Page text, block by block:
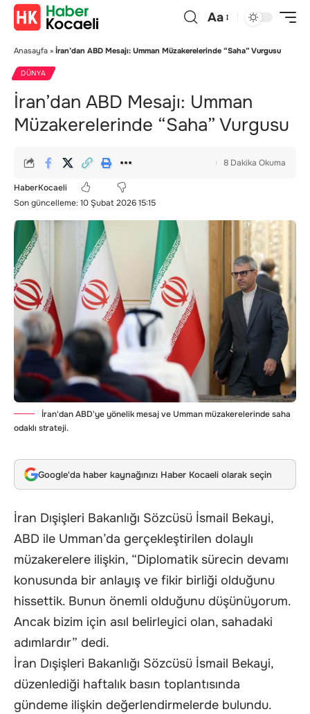
Aa
Anasayfa » İran’dan ABD Mesajı: Umman Müzakerelerinde “Saha” Vurgusu
DÜNYA
İran’dan ABD Mesajı: Umman
Müzakerelerinde “Saha” Vurgusu
Son güncelleme: 10 Şubat 2026 15:15
HaberKocaeli
8 Dakika Okuma
İran'dan ABD'ye yönelik mesaj ve Umman müzakerelerinde saha
odaklı strateji.
Google'da haber kaynağınızı Haber Kocaeli olarak seçin
İran Dışişleri Bakanlığı Sözcüsü İsmail Bekayi,
ABD ile Umman’da gerçekleştirilen dolaylı
müzakerelere ilişkin, “Diplomatik sürecin devamı
konusunda bir anlayış ve fikir birliği olduğunu
hissettik. Bunun önemli olduğunu düşünüyorum.
Ancak bizim için asıl belirleyici olan, sahadaki
adımlardır” dedi.
İran Dışişleri Bakanlığı Sözcüsü İsmail Bekayi,
düzenlediği haftalık basın toplantısında
gündeme ilişkin değerlendirmelerde bulundu.